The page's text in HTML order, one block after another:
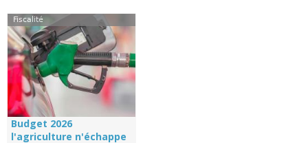
Fiscalité
Budget 2026
l'agriculture n'échappe